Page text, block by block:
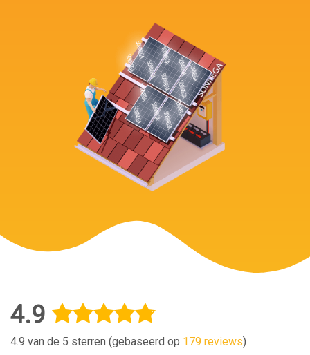
4.9
4.9 van de 5 sterren (gebaseerd op 179 reviews)